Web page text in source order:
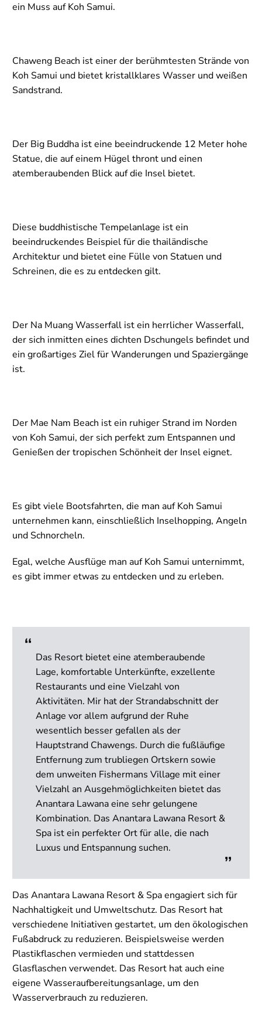
ein Muss auf Koh Samui.
Chaweng Beach ist einer der berühmtesten Strände von
Koh Samui und bietet kristallklares Wasser und weißen
Sandstrand.
Der Big Buddha ist eine beeindruckende 12 Meter hohe
Statue, die auf einem Hügel thront und einen
atemberaubenden Blick auf die Insel bietet.
Diese buddhistische Tempelanlage ist ein
beeindruckendes Beispiel für die thailändische
Architektur und bietet eine Fülle von Statuen und
Schreinen, die es zu entdecken gilt.
Der Na Muang Wasserfall ist ein herrlicher Wasserfall,
der sich inmitten eines dichten Dschungels befindet und
ein großartiges Ziel für Wanderungen und Spaziergänge
ist.
Der Mae Nam Beach ist ein ruhiger Strand im Norden
von Koh Samui, der sich perfekt zum Entspannen und
Genießen der tropischen Schönheit der Insel eignet.
Es gibt viele Bootsfahrten, die man auf Koh Samui
unternehmen kann, einschließlich Inselhopping, Angeln
und Schnorcheln.
Egal, welche Ausflüge man auf Koh Samui unternimmt,
es gibt immer etwas zu entdecken und zu erleben.
Das Resort bietet eine atemberaubende
Lage, komfortable Unterkünfte, exzellente
Restaurants und eine Vielzahl von
Aktivitäten. Mir hat der Strandabschnitt der
Anlage vor allem aufgrund der Ruhe
wesentlich besser gefallen als der
Hauptstrand Chawengs. Durch die fußläufige
Entfernung zum trubliegen Ortskern sowie
dem unweiten Fishermans Village mit einer
Vielzahl an Ausgehmöglichkeiten bietet das
Anantara Lawana eine sehr gelungene
Kombination. Das Anantara Lawana Resort &
Spa ist ein perfekter Ort für alle, die nach
Luxus und Entspannung suchen.
Das Anantara Lawana Resort & Spa engagiert sich für
Nachhaltigkeit und Umweltschutz. Das Resort hat
verschiedene Initiativen gestartet, um den ökologischen
Fußabdruck zu reduzieren. Beispielsweise werden
Plastikflaschen vermieden und stattdessen
Glasflaschen verwendet. Das Resort hat auch eine
eigene Wasseraufbereitungsanlage, um den
Wasserverbrauch zu reduzieren.